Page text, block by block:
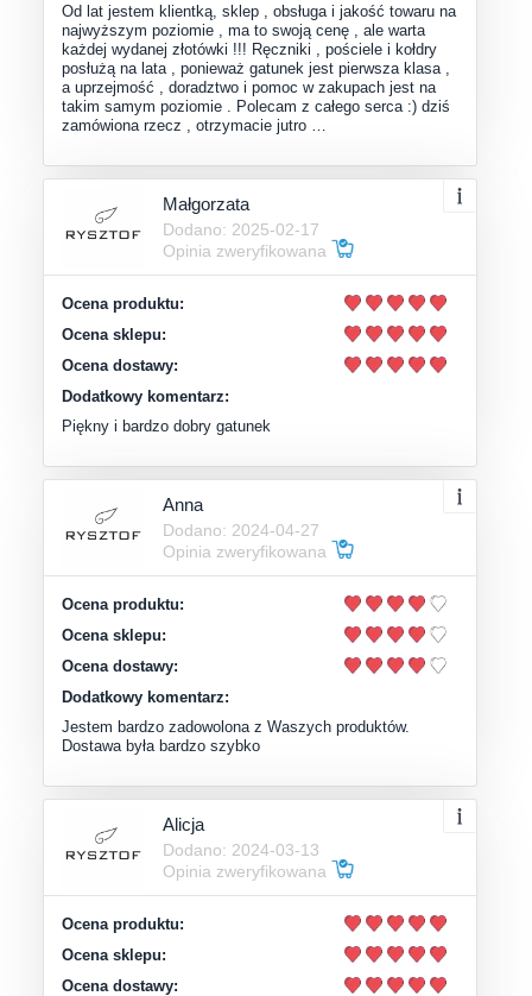
Od lat jestem klientką, sklep , obsługa i jakość towaru na
najwyższym poziomie , ma to swoją cenę , ale warta
każdej wydanej złotówki !!! Ręczniki , pościele i kołdry
posłużą na lata , ponieważ gatunek jest pierwsza klasa ,
a uprzejmość , doradztwo i pomoc w zakupach jest na
takim samym poziomie . Polecam z całego serca :) dziś
zamówiona rzecz , otrzymacie jutro …
Małgorzata
Dodano: 2025-02-17
Opinia zweryfikowana
Ocena produktu:
Ocena sklepu:
Ocena dostawy:
Dodatkowy komentarz:
Piękny i bardzo dobry gatunek
Anna
Dodano: 2024-04-27
Opinia zweryfikowana
Ocena produktu:
Ocena sklepu:
Ocena dostawy:
Dodatkowy komentarz:
Jestem bardzo zadowolona z Waszych produktów.
Dostawa była bardzo szybko
Alicja
Dodano: 2024-03-13
Opinia zweryfikowana
Ocena produktu:
Ocena sklepu:
Ocena dostawy: